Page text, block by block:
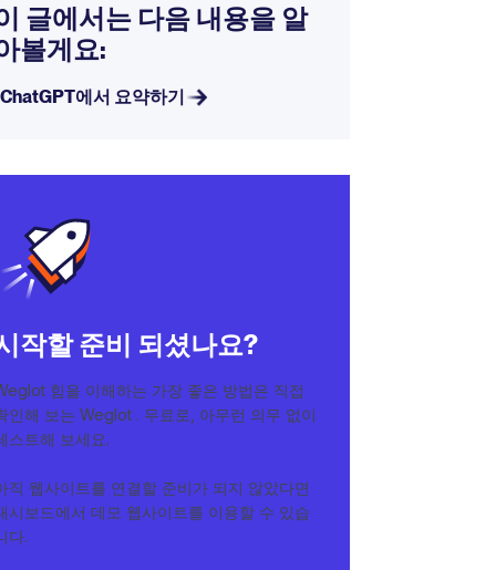
글에서는 다음 내용을 알
볼게요:
ChatGPT에서 요약하기
작할 준비 되셨나요?
힘을 이해하는 가장 좋은 방법은 직접
인해 보는 Weglot . 무료로, 아무런 의무 없이
스트해 보세요.
직 웹사이트를 연결할 준비가 되지 않았다면
시보드에서 데모 웹사이트를 이용할 수 있습
다.